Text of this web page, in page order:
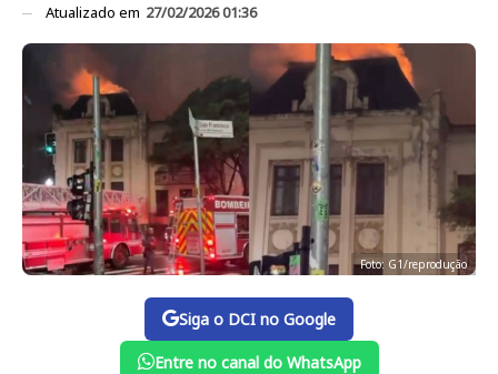
Atualizado em 27/02/2026 01:36
Foto: G1/reprodução
Siga o DCI no Google
Entre no canal do WhatsApp